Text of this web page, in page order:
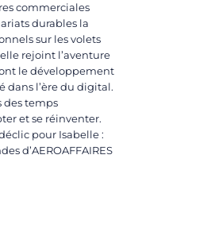
commerciales
durables la
sur les volets
rejoint l’aventure
le développement
dans l’ère du digital.
des temps
et se réinventer.
pour Isabelle :
d’AEROAFFAIRES